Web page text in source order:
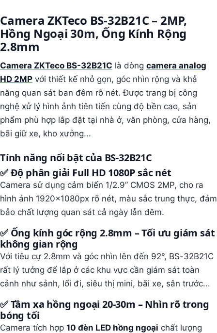
Camera ZKTeco BS-32B21C – 2MP,
Hồng Ngoại 30m, Ống Kính Rộng
2.8mm
Camera ZKTeco BS-32B21C là dòng camera analog
HD 2MP với thiết kế nhỏ gọn, góc nhìn rộng và khả
năng quan sát ban đêm rõ nét. Được trang bị công
nghệ xử lý hình ảnh tiên tiến cùng độ bền cao, sản
phẩm phù hợp lắp đặt tại nhà ở, văn phòng, cửa hàng,
bãi giữ xe, kho xưởng...
Tính năng nổi bật của BS-32B21C
✅Độ phân giải Full HD 1080P sắc nét
Camera sử dụng cảm biến 1/2.9” CMOS 2MP, cho ra
hình ảnh 1920x1080px rõ nét, màu sắc trung thực, đảm
bảo chất lượng quan sát cả ngày lẫn đêm.
✅ Ống kính góc rộng 2.8mm – Tối ưu giám sát
không gian rộng
Với tiêu cự 2.8mm và góc nhìn lên đến 92°, BS-32B21C
rất lý tưởng để lắp ở các khu vực cần giám sát toàn
cảnh như sảnh, lối đi, siêu thị mini, bãi xe, sân trước...
✅Tầm xa hồng ngoại 20-30m – Nhìn rõ trong
bóng tối
Camera tích hợp 10 đèn LED hồng ngoại chất lượng